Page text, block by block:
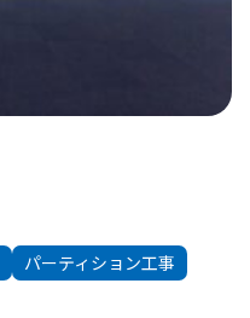
パーティション工事